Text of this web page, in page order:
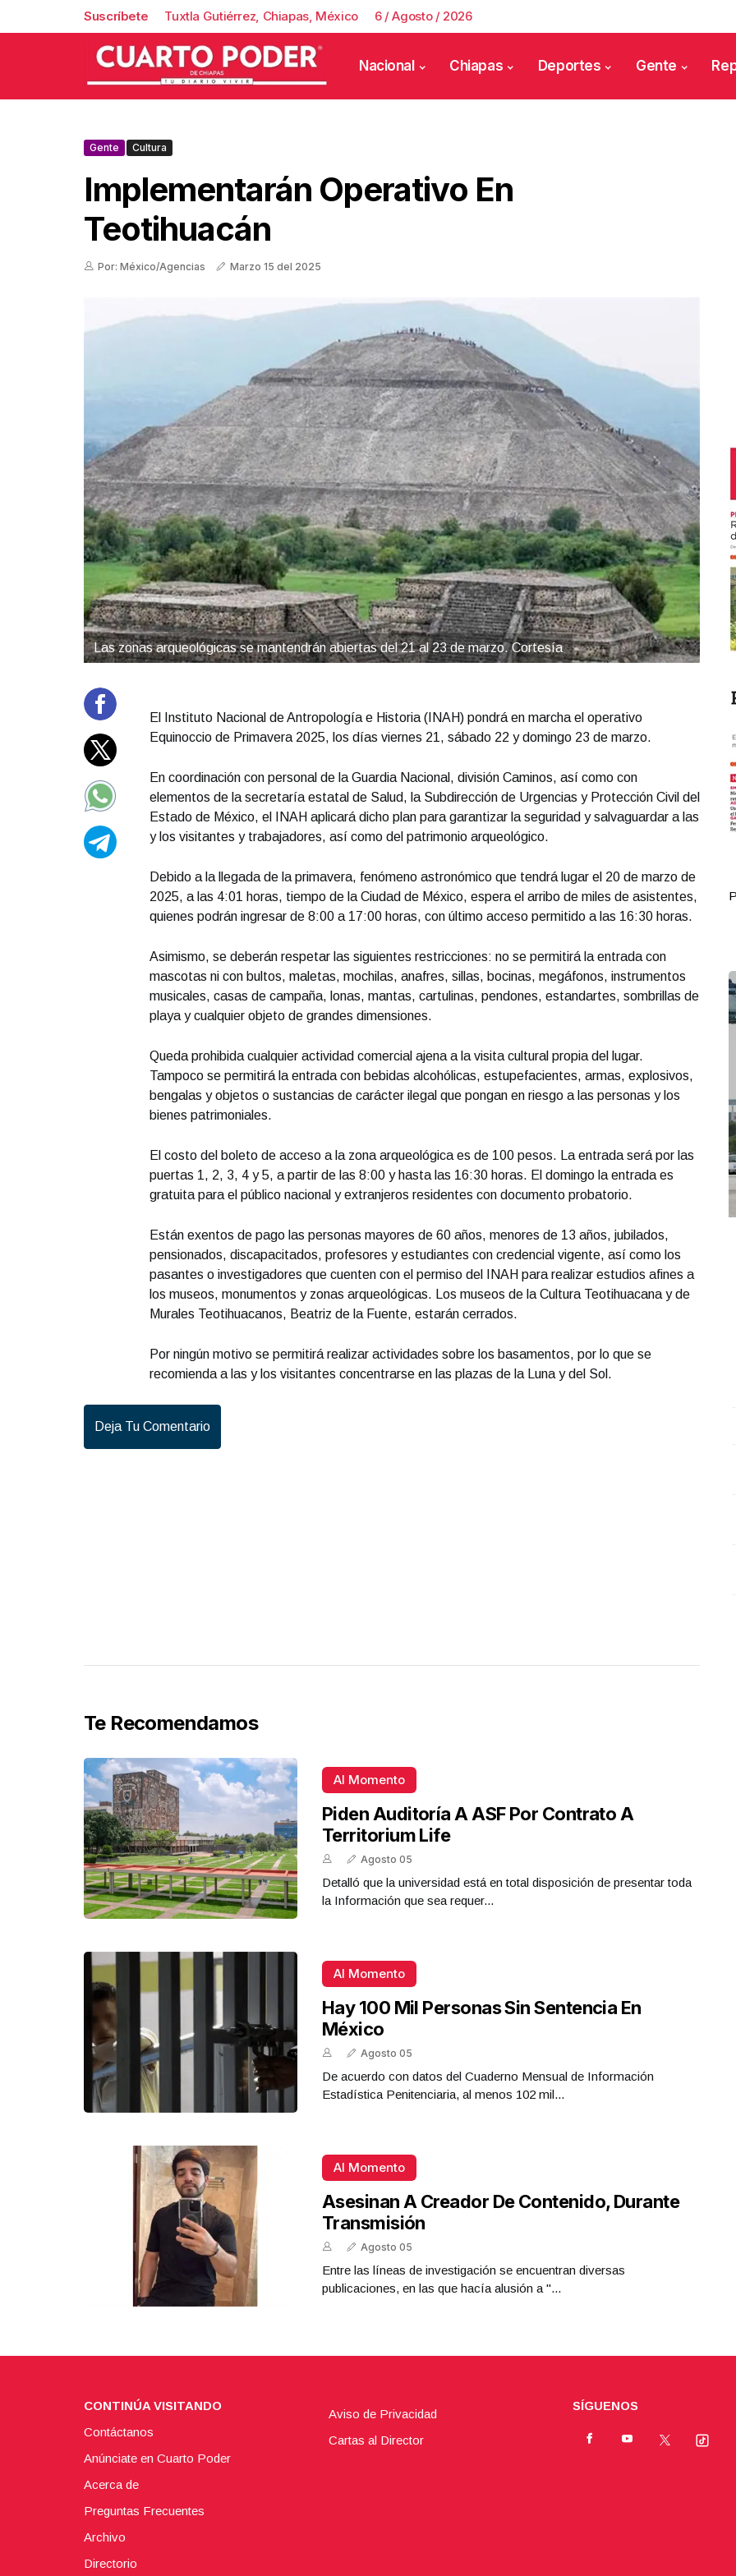
Suscríbete Tuxtla Gutiérrez, Chiapas, México 6 / Agosto / 2026
Nacional Chiapas Deportes Gente
Gente Cultura
Implementarán Operativo En
Teotihuacán
Por: México/Agencias Marzo 15 del 2025
Las zonas arqueológicas se mantendrán abiertas del 21 al 23 de marzo. Cortesía
El Instituto Nacional de Antropología e Historia (INAH) pondrá en marcha el operativo
Equinoccio de Primavera 2025, los días viernes 21, sábado 22 y domingo 23 de marzo.
En coordinación con personal de la Guardia Nacional, división Caminos, así como con
elementos de la secretaría estatal de Salud, la Subdirección de Urgencias y Protección Civil del
Estado de México, el INAH aplicará dicho plan para garantizar la seguridad y salvaguardar a las
y los visitantes y trabajadores, así como del patrimonio arqueológico.
Debido a la llegada de la primavera, fenómeno astronómico que tendrá lugar el 20 de marzo de
2025, a las 4:01 horas, tiempo de la Ciudad de México, espera el arribo de miles de asistentes,
quienes podrán ingresar de 8:00 a 17:00 horas, con último acceso permitido a las 16:30 horas.
Asimismo, se deberán respetar las siguientes restricciones: no se permitirá la entrada con
mascotas ni con bultos, maletas, mochilas, anafres, sillas, bocinas, megáfonos, instrumentos
musicales, casas de campaña, lonas, mantas, cartulinas, pendones, estandartes, sombrillas de
playa y cualquier objeto de grandes dimensiones.
Queda prohibida cualquier actividad comercial ajena a la visita cultural propia del lugar.
Tampoco se permitirá la entrada con bebidas alcohólicas, estupefacientes, armas, explosivos,
bengalas y objetos o sustancias de carácter ilegal que pongan en riesgo a las personas y los
bienes patrimoniales.
El costo del boleto de acceso a la zona arqueológica es de 100 pesos. La entrada será por las
puertas 1, 2, 3, 4 y 5, a partir de las 8:00 y hasta las 16:30 horas. El domingo la entrada es
gratuita para el público nacional y extranjeros residentes con documento probatorio.
Están exentos de pago las personas mayores de 60 años, menores de 13 años, jubilados,
pensionados, discapacitados, profesores y estudiantes con credencial vigente, así como los
pasantes o investigadores que cuenten con el permiso del INAH para realizar estudios afines a
los museos, monumentos y zonas arqueológicas. Los museos de la Cultura Teotihuacana y de
Murales Teotihuacanos, Beatriz de la Fuente, estarán cerrados.
Por ningún motivo se permitirá realizar actividades sobre los basamentos, por lo que se
recomienda a las y los visitantes concentrarse en las plazas de la Luna y del Sol.
Deja Tu Comentario
Te Recomendamos
Al Momento
Piden Auditoría A ASF Por Contrato A
Territorium Life
Agosto 05
Detalló que la universidad está en total disposición de presentar toda
la Información que sea requer...
Al Momento
Hay 100 Mil Personas Sin Sentencia En
México
Agosto 05
De acuerdo con datos del Cuaderno Mensual de Información
Estadística Penitenciaria, al menos 102 mil...
Al Momento
Asesinan A Creador De Contenido, Durante
Transmisión
Agosto 05
Entre las líneas de investigación se encuentran diversas
publicaciones, en las que hacía alusión a "...
Portada Octubre 07
CONTINÚA VISITANDO
Contáctanos
Anúnciate en Cuarto Poder
Acerca de
Preguntas Frecuentes
Archivo
Directorio
Aviso de Privacidad
Cartas al Director
SÍGUENOS